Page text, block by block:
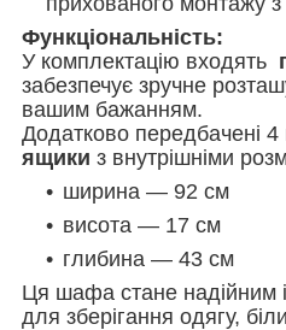
Функціональність:
У комплектацію входять
забезпечує зручне
вашим бажанням.
Додатково передбачені 4
ящики з внутрішніми
ширина — 92 см
висота — 17 см
глибина — 43 см
Ця шафа стане надійним
для зберігання одягу,